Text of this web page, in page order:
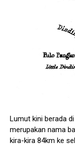
Lumut kini berada
merupakan nama
kira-kira 84km ke